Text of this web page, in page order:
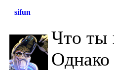
sifun
Что ты
Однако